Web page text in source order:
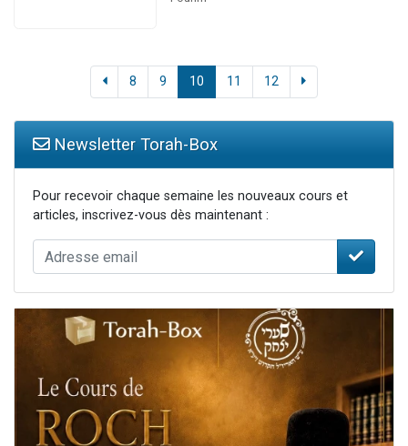
8 9 10 11 12
Newsletter Torah-Box
Pour recevoir chaque semaine les nouveaux cours et
articles, inscrivez-vous dès maintenant :